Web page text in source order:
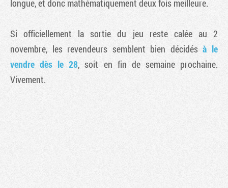
longue, et donc mathématiquement deux fois meilleure.
Si officiellement la sortie du jeu reste calée au 2
novembre, les revendeurs semblent bien décidésà le
vendre dès le 28, soit en fin de semaine prochaine.
Vivement.